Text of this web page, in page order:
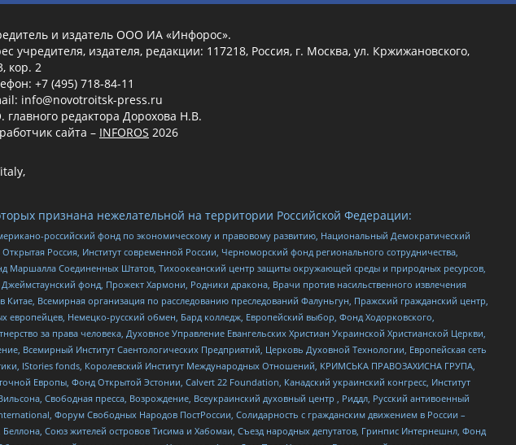
и издатель ООО ИА «Инфорос».
учредителя, издателя, редакции: 117218, Россия, г. Москва, ул. Кржижановского,
кор. 2
+7 (495) 718-84-11
info@novotroitsk-press.ru
главного редактора Дорохова Н.В.
сайта – INFOROS 2026
признана нежелательной на территории Российской Федерации:
российский фонд по экономическому и правовому развитию, Национальный Демократический
Россия, Институт современной России, Черноморский фонд регионального сотрудничества,
Маршалла Соединенных Штатов, Тихоокеанский центр защиты окружающей среды и природных ресурсов,
фонд, Прожект Хармони, Родники дракона, Врачи против насильственного извлечения
Всемирная организация по расследованию преследований Фалуньгун, Пражский гражданский центр,
Немецко-русский обмен, Бард колледж, Европейский выбор, Фонд Ходорковского,
за права человека, Духовное Управление Евангельских Христиан Украинской Христианской Церкви,
Всемирный Институт Саентологических Предприятий, Церковь Духовной Технологии, Европейская сеть
IStories fonds, Королевский Институт Международных Отношений, КРИМСЬКА ПРАВОЗАХИСНА ГРУПА,
Европы, Фонд Открытой Эстонии, Calvert 22 Foundation, Канадский украинский конгресс, Институт
Свободная пресса, Возрождение, Всеукраинский духовный центр , Риддл, Русский антивоенный
Форум Свободных Народов ПостРоссии, Солидарность с гражданским движением в России –
Союз жителей островов Тисима и Хабомаи, Съезд народных депутатов, Гринпис Интернешнл, Фонд